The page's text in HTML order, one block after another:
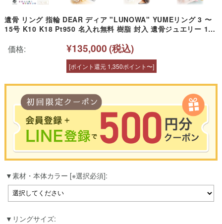
遺骨 リング 指輪 DEAR ディア "LUNOWA" YUMEリング 3 〜
15号 K10 K18 Pt950 名入れ無料 樹脂 封入 遺骨ジュエリー 15-
子供養 人間 お骨 加工 遺骨アクセサリー 遺骨リング
価格: ¥135,000(税込)
[ポイント還元 1,350ポイント〜]
お買い物の前のご登録がおすすめです。
LINEのアカウントを使って簡単に会員登録＆ログインすることも可能です。
素材・本体カラー [※選択必須]:
リングサイズ: